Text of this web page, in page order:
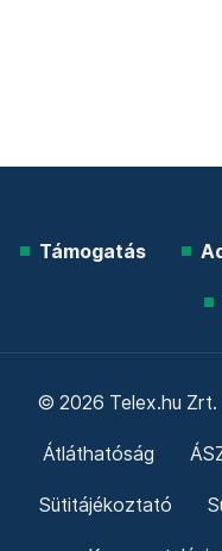
Támogatás
© 2026 Telex.hu Zrt.
Átláthatóság
Sütitájékoztató